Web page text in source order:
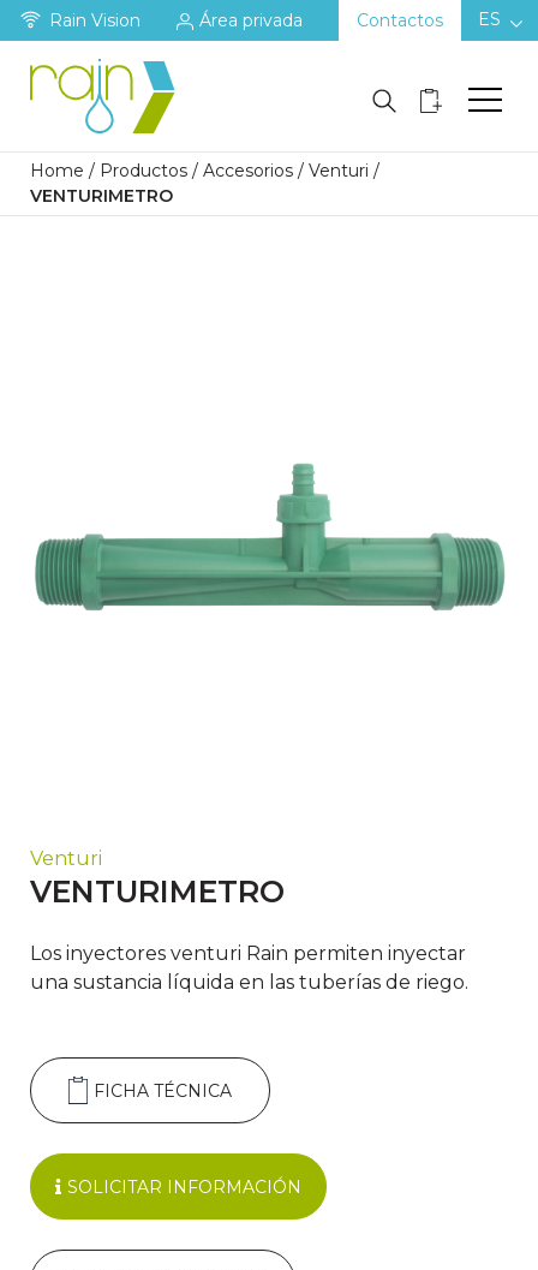
Rain Vision Área privada Contactos ES
Home / Productos / Accesorios / Venturi /
VENTURIMETRO
Venturi
VENTURIMETRO
Los inyectores venturi Rain permiten inyectar
una sustancia líquida en las tuberías de riego.
FICHA TÉCNICA
SOLICITAR INFORMACIÓN